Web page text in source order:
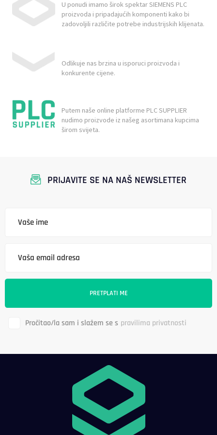
U ponudi imamo širok spektar SIEMENS PLC
proizvoda i pripadajućih komponenti kako bi
zadovoljili različite potrebe industrijskih klijenata.
Odlikuje nas brzina u isporuci proizvoda i
konkurente cijene.
Putem naše online platforme PLC SUPPLIER
nudimo proizvode iz našeg asortimana kupcima
širom svijeta.
PRIJAVITE SE NA NAŠ NEWSLETTER
Pročitao/la sam i slažem se s pravilima privatnosti